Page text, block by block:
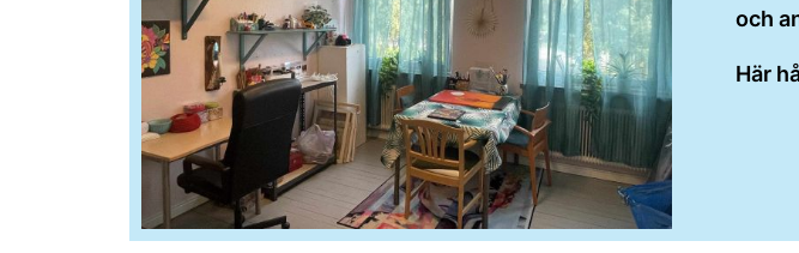
och
Här